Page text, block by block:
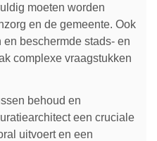
moeten worden
en de gemeente. Ook
beschermde stads- en
complexe vraagstukken
behoud en
een cruciale
uitvoert en een